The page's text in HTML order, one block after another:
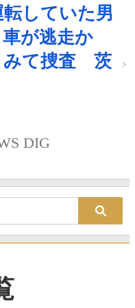
していた男
が逃走か
みて捜査 茨
DIG